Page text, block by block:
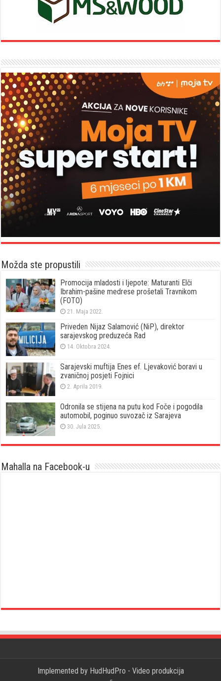
Možda ste propustili
Promocija mladosti i ljepote: Maturanti Elči
Ibrahim-pašine medrese prošetali Travnikom
(FOTO)
21. Maja 2022.
Priveden Nijaz Salamović (NiP), direktor
sarajevskog preduzeća Rad
14. Oktobra 2024.
Sarajevski muftija Enes ef. Ljevaković boravi u
zvaničnoj posjeti Fojnici
2. Aprila 2019.
Odronila se stijena na putu kod Foče i pogodila
automobil, poginuo suvozač iz Sarajeva
30. Jula 2025.
Mahalla na Facebook-u
Implemented by HudHudPro - Video produkcija